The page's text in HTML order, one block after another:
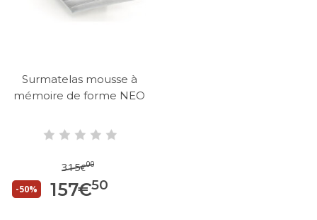
Surmatelas mousse à
mémoire de forme NEO
-50%
315€00
157€50